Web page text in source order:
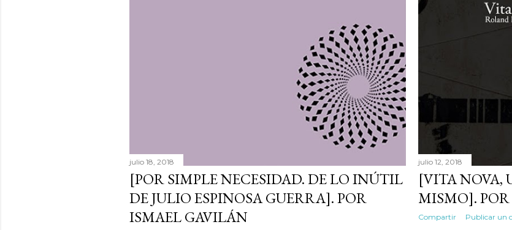
julio 18, 2018
[POR SIMPLE NECESIDAD. DE LO INÚTIL
DE JULIO ESPINOSA GUERRA]. POR
ISMAEL GAVILÁN
julio 12, 2018
[VITA NOVA,
MISMO].
Compartir Publicar un